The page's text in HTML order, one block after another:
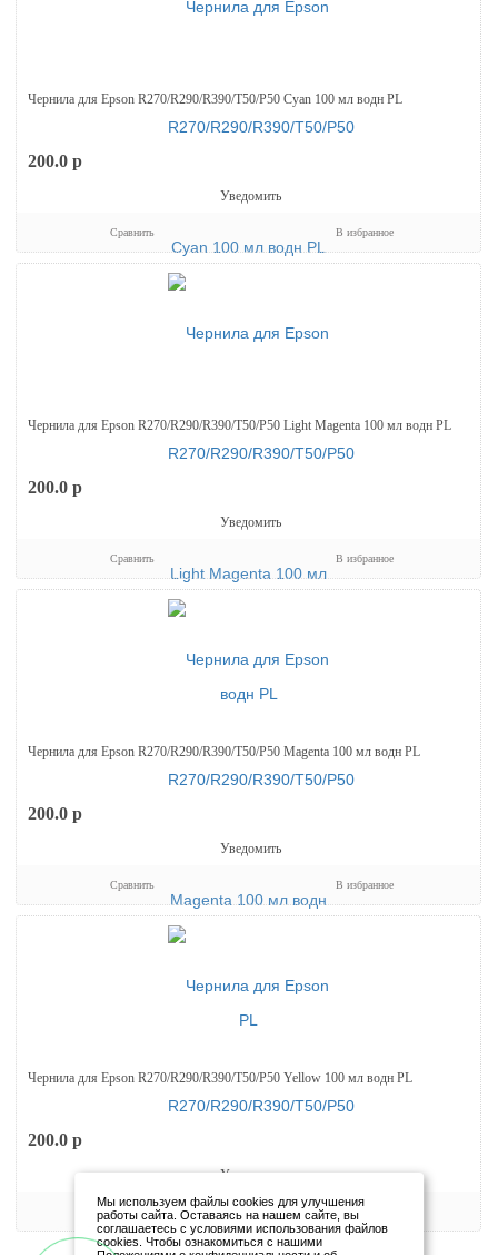
Чернила для Epson R270/R290/R390/T50/P50 Cyan 100 мл водн PL
200.0 p
Уведомить
Сравнить В избранное
Чернила для Epson R270/R290/R390/T50/P50 Light Magenta 100 мл водн PL
200.0 p
Уведомить
Сравнить В избранное
Чернила для Epson R270/R290/R390/T50/P50 Magenta 100 мл водн PL
200.0 p
Уведомить
Сравнить В избранное
Чернила для Epson R270/R290/R390/T50/P50 Yellow 100 мл водн PL
200.0 p
Уведомить
Сравнить В избранное
Мы используем файлы cookies для улучшения
работы сайта. Оставаясь на нашем сайте, вы
соглашаетесь с условиями использования файлов
cookies. Чтобы ознакомиться с нашими